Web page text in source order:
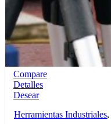
Compare
Detalles
Desear
Herramientas Industriales,